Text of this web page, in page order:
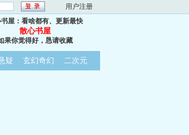
用户注册
屋：看啥都有、更新最快
散心书屋
果你觉得好，恳请收藏
疑 玄幻奇幻 二次元